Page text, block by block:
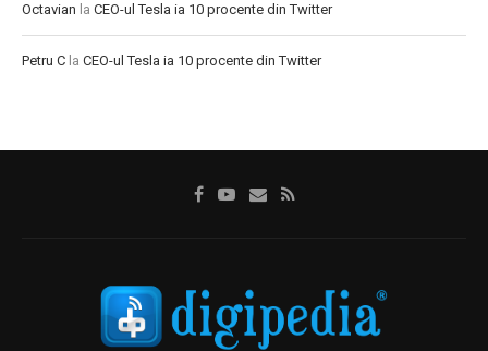
Octavian la CEO-ul Tesla ia 10 procente din Twitter
Petru C la CEO-ul Tesla ia 10 procente din Twitter